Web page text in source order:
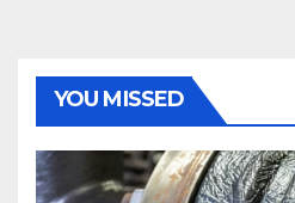
YOU MISSED